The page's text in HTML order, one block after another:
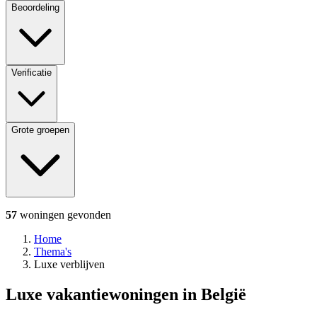
Beoordeling
Verificatie
Grote groepen
57 woningen gevonden
Home
Thema's
Luxe verblijven
Luxe vakantiewoningen in België